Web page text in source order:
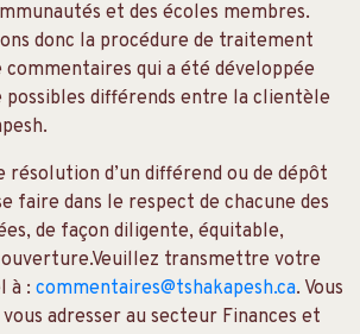
et des écoles membres.
donc la procédure de traitement
commentaires qui a été développée
possibles différends entre la clientèle
résolution d’un différend ou de dépôt
faire dans le respect de chacune des
de façon diligente, équitable,
transmettre votre
à : commentaires@tshakapesh.ca. Vous
adresser au secteur Finances et